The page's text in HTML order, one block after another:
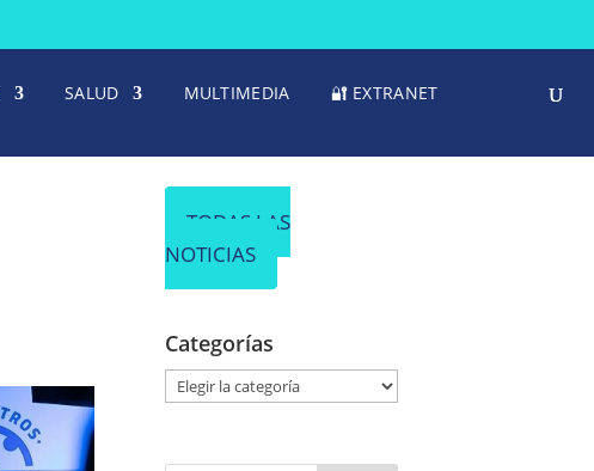
SALUD MULTIMEDIA 🔐 EXTRANET
TODAS LAS
NOTICIAS
Categorías